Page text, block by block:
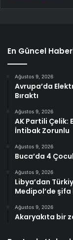
En Güncel
Ağustos 9, 2026
Avrupa’da
Bıraktı
Ağustos 9, 2026
AK Partili Çelik:
İntibak Zorunlu
Ağustos 9, 2026
Buca’da 4
Ağustos 9, 2026
Libya’dan
Medipol’de
Ağustos 9, 2026
Akaryakıta bir